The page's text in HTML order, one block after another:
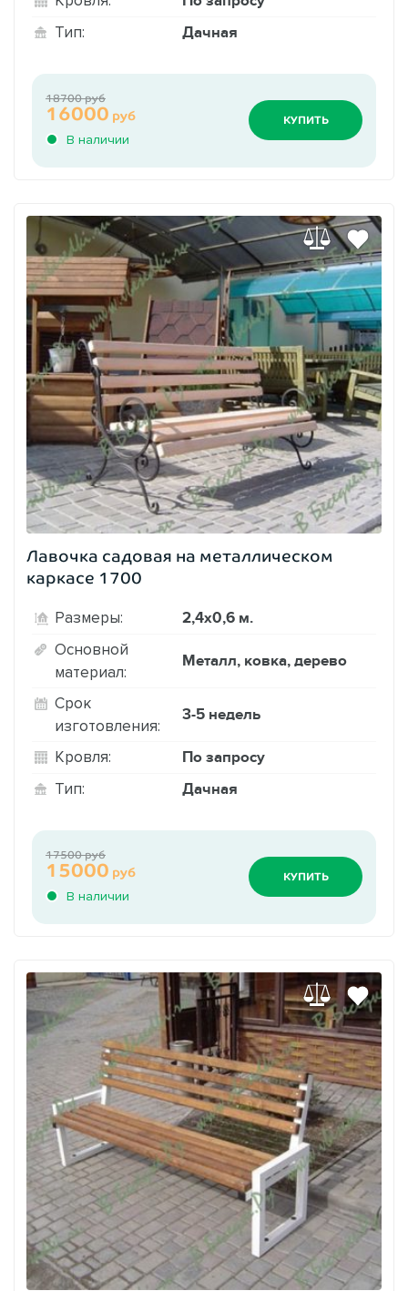
Тип: Дачная
В наличии
16000 руб
18700 руб
КУПИТЬ
Лавочка садовая на металлическом
каркасе 1700
Размеры: 2,4х0,6 м.
Основной
материал:
Металл, ковка, дерево
Срок
изготовления:
3-5 недель
Кровля: По запросу
Тип: Дачная
В наличии
15000 руб
17500 руб
КУПИТЬ